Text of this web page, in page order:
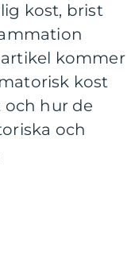
kost, brist
kommer
kost
och hur de
och